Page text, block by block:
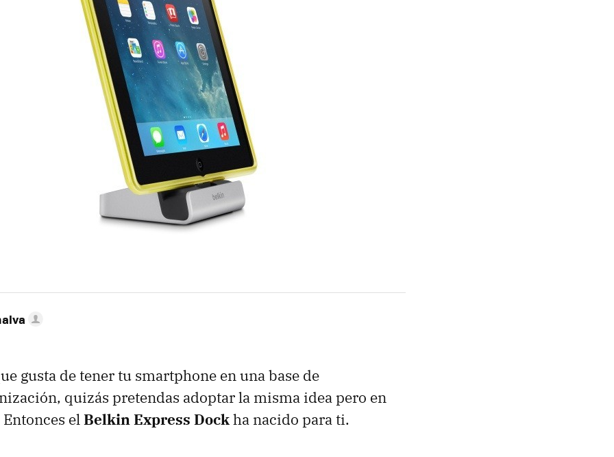
gusta de tener tu smartphone en una base de
quizás pretendas adoptar la misma idea pero en
elBelkin Express Dockha nacido para ti.